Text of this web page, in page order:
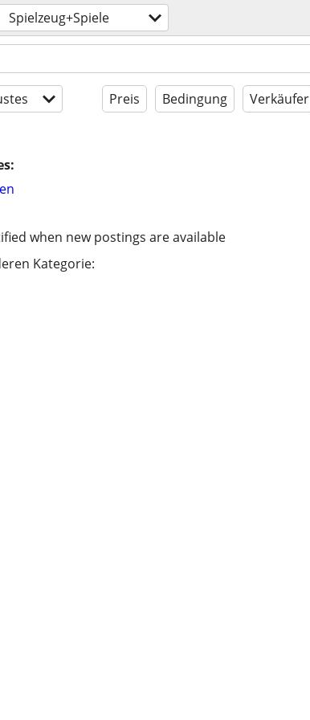
Spielzeug+Spiele
Preis Bedingung Verkäufer
when new postings are available
Kategorie: